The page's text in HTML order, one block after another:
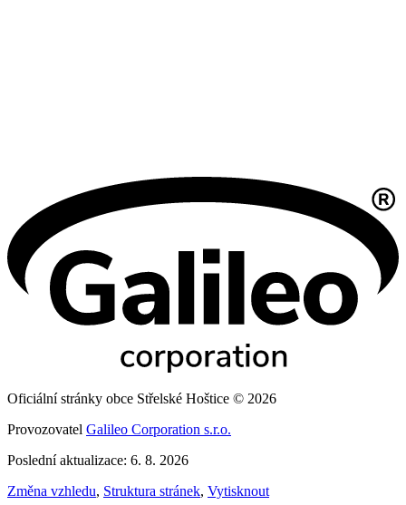
Oficiální stránky obce Střelské Hoštice © 2026
Provozovatel Galileo Corporation s.r.o.
Poslední aktualizace: 6. 8. 2026
Změna vzhledu, Struktura stránek, Vytisknout